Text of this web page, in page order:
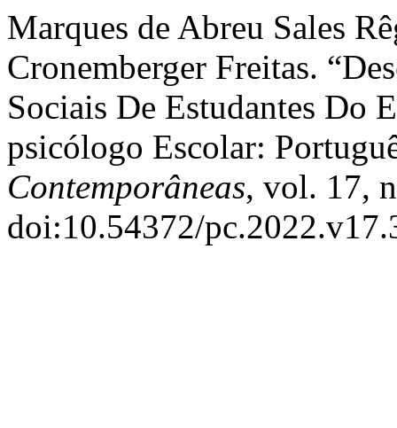
Marques de Abreu Sales
Cronemberger Freitas.
Sociais De Estudantes Do
psicólogo Escolar:
Contemporâneas, vol. 17,
doi:10.54372/